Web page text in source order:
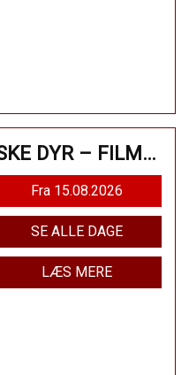
SKOLEN MED MAGISKE DYR – FILMEN
Fra 15.08.2026
SE ALLE DAGE
LÆS MERE